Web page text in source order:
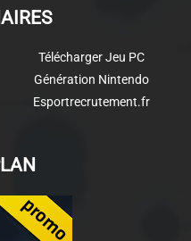
Télécharger Jeu PC
Génération Nintendo
Esportrecrutement.fr